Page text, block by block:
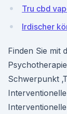
Tru cbd
Irdischer
Finden Sie mit
Schwerpunkt